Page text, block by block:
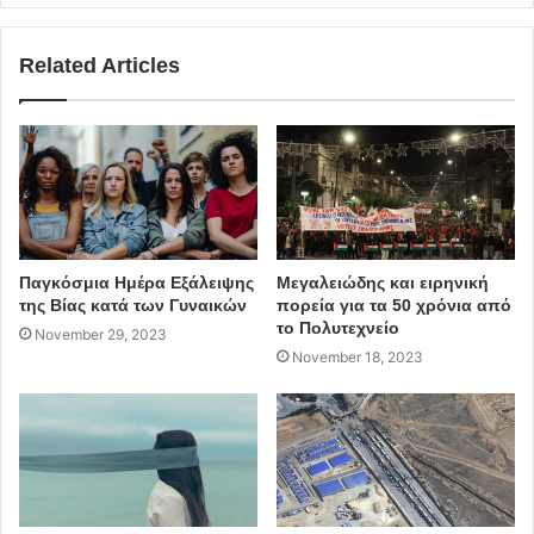
έχουμε δει ποτέ. Οι χώροι ήταν σχεδόν όλοι τελειωμένοι,
τώρα έχουν ολοκληρωθεί, το Ολυμπιακό Χωριό είναι
καταπληκτικό, όλα είναι καλά».
Πηγή:www.lifo.gr
covid-19 αναβολή
Ολυμπιακοί αγώνες ΤΟΚΥΟ 2020
Related Articles
Παγκόσμια Ημέρα Εξάλειψης
της Βίας κατά των Γυναικών
November 29, 2023
Μεγαλειώδης και ειρηνική
πορεία για τα 50 χρόνια από
το Πολυτεχνείο
November 18, 2023